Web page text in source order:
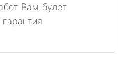
Вам будет